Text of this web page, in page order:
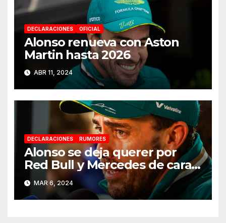
DECLARACIONES OFICIAL
Alonso renueva con Aston
Martin hasta 2026
ABR 11, 2024
DECLARACIONES RUMORES
Alonso se deja querer por
Red Bull y Mercedes de cara a
2025
MAR 6, 2024